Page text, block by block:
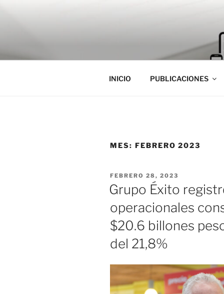
INICIO PUBLICACIONES
MES: FEBRERO 2023
PUBLICADO
EL
FEBRERO 28, 2023
Grupo Éxito
operacionales
$20.6 billones
del 21,8%